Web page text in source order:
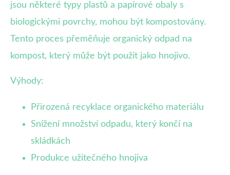
jsou některé typy plastů a papírové obaly s
biologickými povrchy, mohou být kompostovány.
Tento proces přeměňuje organický odpad na
kompost, který může být použit jako hnojivo.
Výhody:
Přirozená recyklace organického materiálu
Snížení množství odpadu, který končí na
skládkách
Produkce užitečného hnojiva